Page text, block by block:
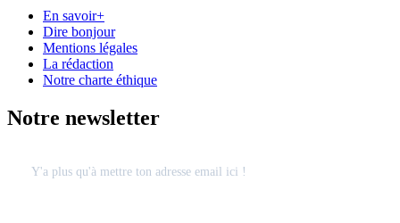
En savoir+
Dire bonjour
Mentions légales
La rédaction
Notre charte éthique
Notre newsletter